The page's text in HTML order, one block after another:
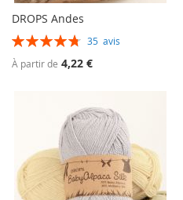
DROPS Andes
Évaluation:
35 avis
À partir de 4,22 €